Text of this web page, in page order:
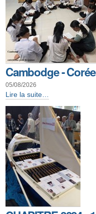
Cambodge - Corée
05/08/2026
Cambodge
Corée
-
Lire la suite…